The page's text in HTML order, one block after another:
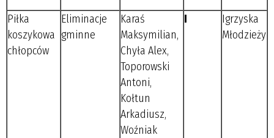
Piłka
koszykowa
chłopców
Eliminacje
gminne
Karaś
Maksymilian,
Chyła Alex,
Toporowski
Antoni,
Kołtun
Arkadiusz,
Woźniak
I
Igrzyska
Młodzieży